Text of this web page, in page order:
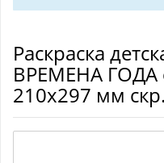
Раскраска
ВРЕМЕНА ГОДА
210х297 мм